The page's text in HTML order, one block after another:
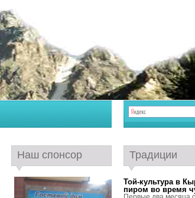
Наш спонсор Традиции
Той-культура в
пиром во время